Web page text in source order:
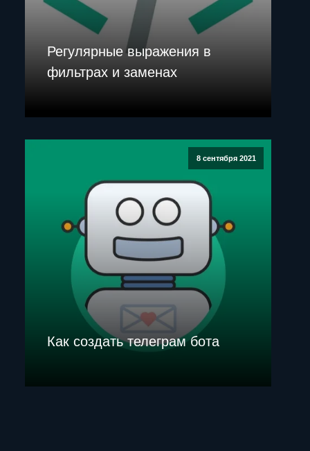
Регулярные выражения в
фильтрах и заменах
8 сентября 2021
Как создать телеграм бота